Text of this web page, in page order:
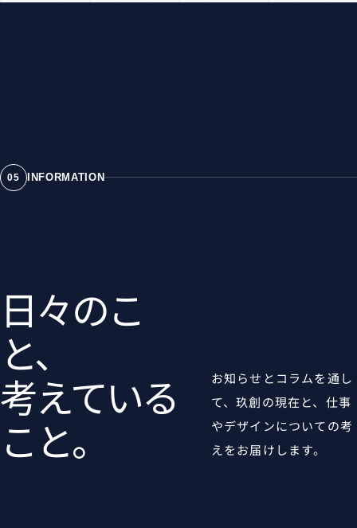
05 INFORMATION
日々のこ
と、
考えている
こと。
お知らせとコラムを通し
て、玖創の現在と、仕事
やデザインについての考
えをお届けします。